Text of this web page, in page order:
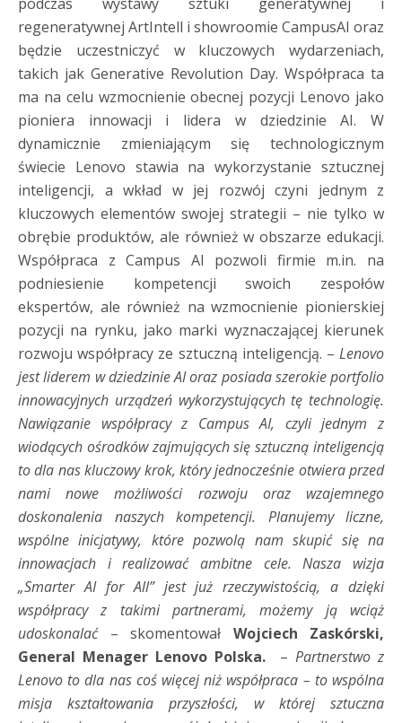
regeneratywnej ArtIntell i showroomie CampusAI oraz
będzie uczestniczyć w kluczowych wydarzeniach,
takich jak Generative Revolution Day. Współpraca ta
ma na celu wzmocnienie obecnej pozycji Lenovo jako
pioniera innowacji i lidera w dziedzinie AI. W
dynamicznie zmieniającym się technologicznym
świecie Lenovo stawia na wykorzystanie sztucznej
inteligencji, a wkład w jej rozwój czyni jednym z
kluczowych elementów swojej strategii – nie tylko w
obrębie produktów, ale również w obszarze edukacji.
Współpraca z Campus AI pozwoli firmie m.in. na
podniesienie kompetencji swoich zespołów
ekspertów, ale również na wzmocnienie pionierskiej
pozycji na rynku, jako marki wyznaczającej kierunek
rozwoju współpracy ze sztuczną inteligencją. – Lenovo
jest liderem w dziedzinie AI oraz posiada szerokie portfolio
innowacyjnych urządzeń wykorzystujących tę technologię.
Nawiązanie współpracy z Campus AI, czyli jednym z
wiodących ośrodków zajmujących się sztuczną inteligencją
to dla nas kluczowy krok, który jednocześnie otwiera przed
nami nowe możliwości rozwoju oraz wzajemnego
doskonalenia naszych kompetencji. Planujemy liczne,
wspólne inicjatywy, które pozwolą nam skupić się na
innowacjach i realizować ambitne cele. Nasza wizja
„Smarter AI for All” jest już rzeczywistością, a dzięki
współpracy z takimi partnerami, możemy ją wciąż
udoskonalać – skomentował Wojciech Zaskórski,
General Menager Lenovo Polska. – Partnerstwo z
Lenovo to dla nas coś więcej niż współpraca – to wspólna
misja kształtowania przyszłości, w której sztuczna